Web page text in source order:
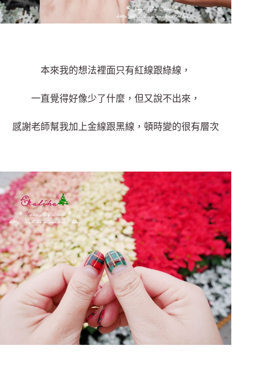
本來我的想法裡面只有紅線跟綠線，
一直覺得好像少了什麼，但又說不出來，
感謝老師幫我加上金線跟黑線，頓時變的很有層次